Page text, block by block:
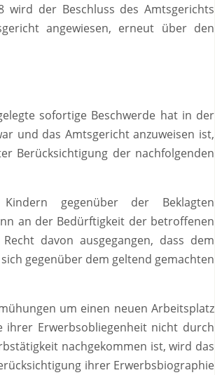
wird der Beschluss des Amtsgerichts
angewiesen, erneut über den
sofortige Beschwerde hat in der
und das Amtsgericht anzuweisen ist,
Berücksichtigung der nachfolgenden
gegenüber der Beklagten
an der Bedürftigkeit der betroffenen
davon ausgegangen, dass dem
gegenüber dem geltend gemachten
um einen neuen Arbeitsplatz
Erwerbsobliegenheit nicht durch
nachgekommen ist, wird das
ihrer Erwerbsbiographie